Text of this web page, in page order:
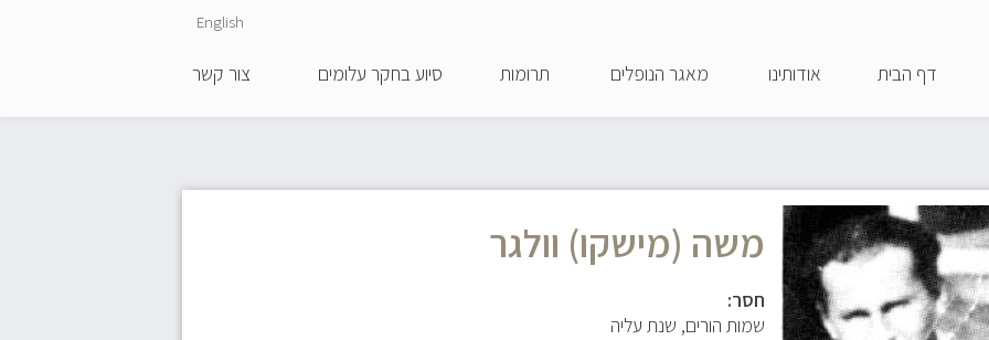
העיקרי
דף הבית אודותינו מאגר הנופלים תרומות סיוע בחקר עלומים צור קשר
English
משה (מישקו) וולגר
חסר:
שמות הורים, שנת עליה